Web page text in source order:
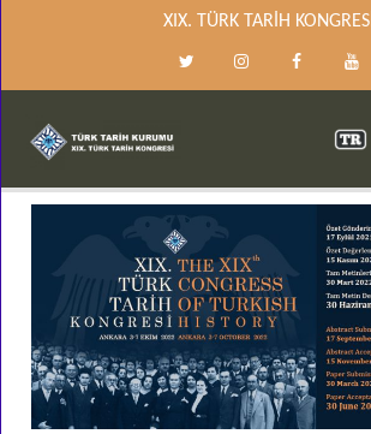
XIX. TÜRK TARİH KONGRESİ
XIX. TÜRK TARIH KONGRESI